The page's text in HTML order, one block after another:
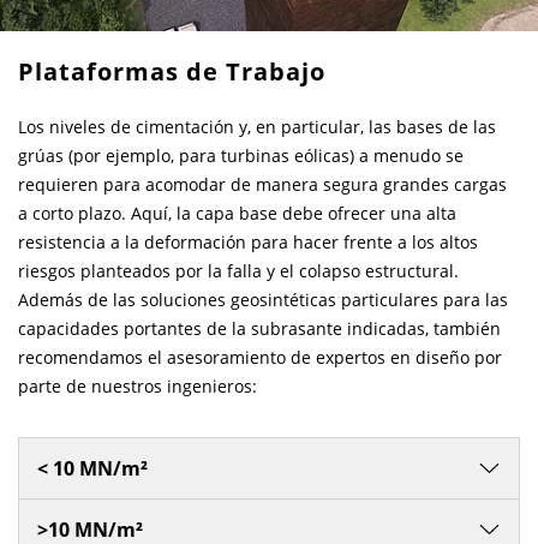
Plataformas de Trabajo
Los niveles de cimentación y, en particular, las bases de las
grúas (por ejemplo, para turbinas eólicas) a menudo se
requieren para acomodar de manera segura grandes cargas
a corto plazo. Aquí, la capa base debe ofrecer una alta
resistencia a la deformación para hacer frente a los altos
riesgos planteados por la falla y el colapso estructural.
Además de las soluciones geosintéticas particulares para las
capacidades portantes de la subrasante indicadas, también
recomendamos el asesoramiento de expertos en diseño por
parte de nuestros ingenieros:
< 10 MN/m²
>10 MN/m²